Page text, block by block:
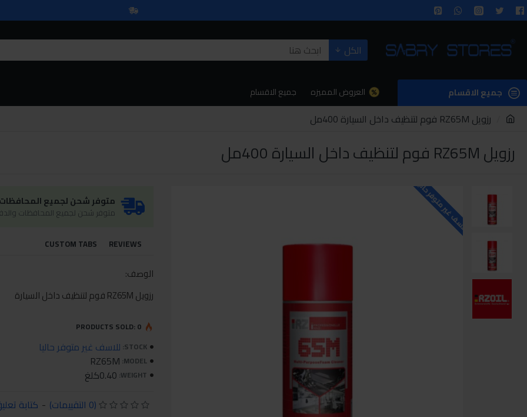
الكل
جميع الاقسام العروض المميزه جميع الاقسام
رزويل RZ65M فوم لتنظيف داخل السيارة 400مل
رزويل RZ65M فوم لتنظيف داخل السيارة 400مل
للاسف غير متوفر حاليا متوفر شحن لجميع المحافظات
متوفر شحن لجميع المحافظات
REVIEWS
CUSTOM TABS
الوصف:
رزويل RZ65M فوم لتنظيف داخل السيارة
STOCK: للاسف غير متوفر حاليا
MODEL:
RZ65M
WEIGHT: 0.40كلغ
PRODUCTS SOLD: 0
(0 التقييمات) - كتابة